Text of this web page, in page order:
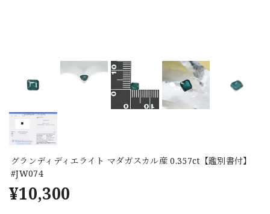
グランディディエライト マダガスカル産 0.357ct【鑑別書付】
#JW074
¥10,300